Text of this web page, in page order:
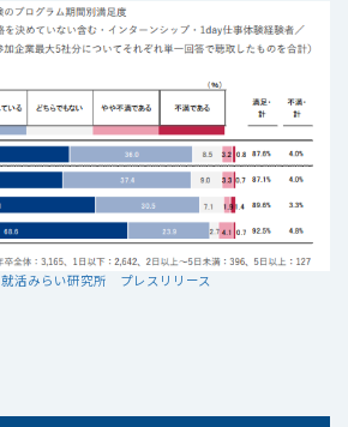
就活みらい研究所 プレスリリース